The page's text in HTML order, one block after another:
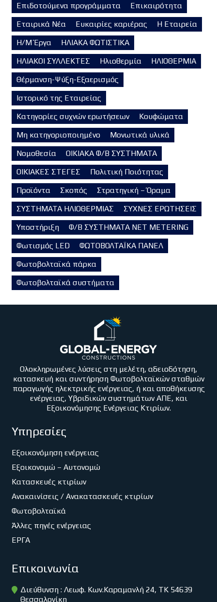
Επιδοτούμενα προγράμματα
Επικαιρότητα
Εταιρικά Νέα
Ευκαιρίες καριέρας
Η Εταιρεία
Η/Μ Έργα
ΗΛΙΑΚΑ ΦΩΤΙΣΤΙΚΑ
ΗΛΙΑΚΟΙ ΣΥΛΛΕΚΤΕΣ
Ηλιοθερμία
ΗΛΙΟΘΕΡΜΙΑ
Θέρμανση-Ψύξη-Εξαερισμός
Ιστορικό της Εταιρείας
Κατηγορίες συχνών ερωτήσεων
Κουφώματα
Μη κατηγοριοποιημένο
Μονωτικά υλικά
Νομοθεσία
ΟΙΚΙΑΚΑ Φ/Β ΣΥΣΤΗΜΑΤΑ
ΟΙΚΙΑΚΕΣ ΣΤΕΓΕΣ
Πολιτική Ποιότητας
Προϊόντα
Σκοπός
Στρατηγική – Όραμα
ΣΥΣΤΗΜΑΤΑ ΗΛΙΟΘΕΡΜΙΑΣ
ΣΥΧΝΕΣ ΕΡΩΤΗΣΕΙΣ
Υποστήριξη
Φ/Β ΣΥΣΤΗΜΑΤΑ NET METERING
Φωτισμός LED
ΦΩΤΟΒΟΛΤΑΪΚΑ ΠΑΝΕΛ
Φωτοβολταϊκά πάρκα
Φωτοβολταϊκά συστήματα
Ολοκληρωμένες λύσεις στη μελέτη, αδειοδότηση,
κατασκευή και συντήρηση Φωτοβολταϊκών σταθμών
παραγωγής ηλεκτρικής ενέργειας, ή και αποθήκευσης
ενέργειας, Υβριδικών συστημάτων ΑΠΕ, και
Εξοικονόμησης Ενέργειας Κτιρίων.
Υπηρεσίες
Εξοικονόμηση ενέργειας
Εξοικονομώ – Αυτονομώ
Κατασκευές κτιρίων
Ανακαινίσεις / Ανακατασκευές κτιρίων
Φωτοβολταϊκά
Άλλες πηγές ενέργειας
ΕΡΓΑ
Επικοινωνία
Διεύθυνση : Λεωφ. Κων.Καραμανλή 24, ΤΚ 54639
Θεσσαλονίκη